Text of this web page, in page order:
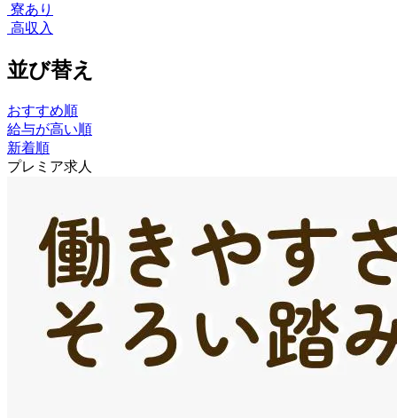
寮あり
高収入
並び替え
おすすめ順
給与が高い順
新着順
プレミア求人